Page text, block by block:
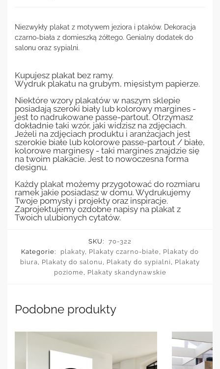
Niezwykły plakat z motywem jeziora i ptaków. Dekoracja
czarno-biała z domieszką żółtego. Genialny dodatek do
salonu oraz sypialni.
Kupujesz plakat bez ramy.
Wydruk plakatu na grubym, mięsistym papierze.
Niektóre wzory plakatów w naszym sklepie
posiadają szeroki biały lub kolorowy margines -
jest to nadrukowane passe-partout. Otrzymasz
dokładnie taki wzór, jaki widzisz na zdjęciach.
Jeżeli na zdjęciach produktu i aranżacjach jest
szerokie białe lub kolorowe passe-partout / białe,
kolorowe marginesy - taki margines znajdzie się
na twoim plakacie. Jest to nowoczesna forma
designu.
Każdy plakat możemy przygotować do rozmiaru
ramek jakie posiadasz w domu. Wydrukujemy
Twoje pomysły i projekty oraz inspiracje.
Zaprojektujemy ozdobne napisy na plakat z
Twoich ulubionych cytatów.
SKU:
70-322
Kategorie:
plakaty, Plakaty czarno-białe, Plakaty do
biura, Plakaty do salonu , Plakaty do sypialni , Plakaty
poziome, Plakaty skandynawskie
Podobne produkty